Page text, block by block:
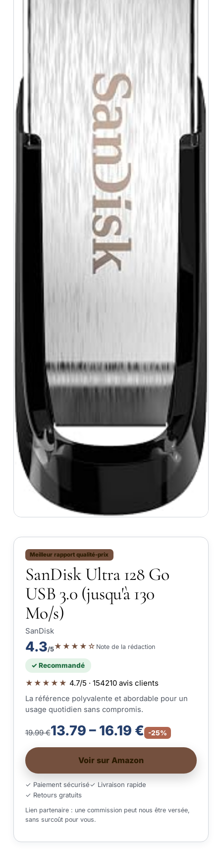
Meilleur rapport qualité-prix
SanDisk Ultra 128 Go
USB 3.0 (jusqu'à 130
Mo/s)
SanDisk
4.3/5★★★★☆ Note de la rédaction
✓ Recommandé
★★★★★ 4.7/5 · 154210 avis clients
La référence polyvalente et abordable pour un
usage quotidien sans compromis.
19.99 €13.79 – 16.19 € -25%
Voir sur Amazon
✓ Paiement sécurisé✓ Livraison rapide
✓ Retours gratuits
Lien partenaire : une commission peut nous être versée,
sans surcoût pour vous.